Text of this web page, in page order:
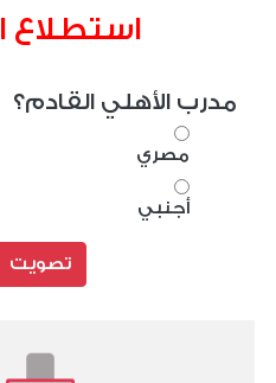
استطلاع
مدرب الأهلي القادم؟
مصري
أجنبي
تصويت